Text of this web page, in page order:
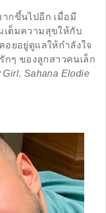
กขึ้นไปอีก เมื่อมี
เต็มความสุขให้กับ
คอยอยู่ดูแลให้กำลังใจ
กๆ ของลูกสาวคนเล็ก
Girl. Sahana Elodie